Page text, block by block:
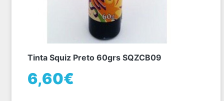
Tinta Squiz Preto 60grs SQZCB09
6,60€